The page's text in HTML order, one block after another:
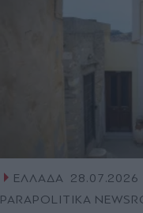
ΕΛΛΑΔΑ 28.07.2026
PARAPOLITIKA